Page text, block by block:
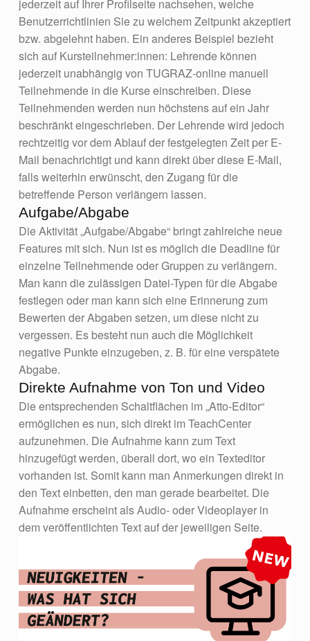
jederzeit auf Ihrer Profilseite nachsehen, welche
Benutzerrichtlinien Sie zu welchem Zeitpunkt akzeptiert
bzw. abgelehnt haben. Ein anderes Beispiel bezieht
sich auf Kursteilnehmer:innen: Lehrende können
jederzeit unabhängig von TUGRAZ-online manuell
Teilnehmende in die Kurse einschreiben. Diese
Teilnehmenden werden nun höchstens auf ein Jahr
beschränkt eingeschrieben. Der Lehrende wird jedoch
rechtzeitig vor dem Ablauf der festgelegten Zeit per E-
Mail benachrichtigt und kann direkt über diese E-Mail,
falls weiterhin erwünscht, den Zugang für die
betreffende Person verlängern lassen.
Aufgabe/Abgabe
Die Aktivität „Aufgabe/Abgabe“ bringt zahlreiche neue
Features mit sich. Nun ist es möglich die Deadline für
einzelne Teilnehmende oder Gruppen zu verlängern.
Man kann die zulässigen Datei-Typen für die Abgabe
festlegen oder man kann sich eine Erinnerung zum
Bewerten der Abgaben setzen, um diese nicht zu
vergessen. Es besteht nun auch die Möglichkeit
negative Punkte einzugeben, z. B. für eine verspätete
Abgabe.
Direkte Aufnahme von Ton und Video
Die entsprechenden Schaltflächen im „Atto-Editor“
ermöglichen es nun, sich direkt im TeachCenter
aufzunehmen. Die Aufnahme kann zum Text
hinzugefügt werden, überall dort, wo ein Texteditor
vorhanden ist. Somit kann man Anmerkungen direkt in
den Text einbetten, den man gerade bearbeitet. Die
Aufnahme erscheint als Audio- oder Videoplayer in
dem veröffentlichten Text auf der jeweiligen Seite.